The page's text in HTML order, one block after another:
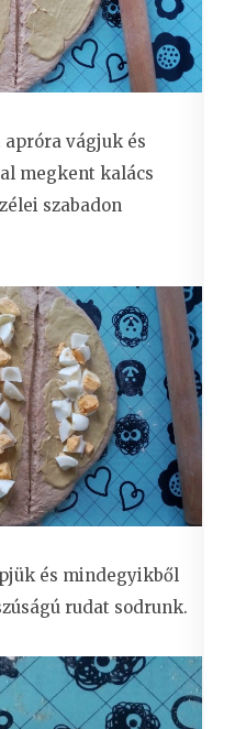
vágjuk és
megkent kalács
szabadon
és mindegyikből
rudat sodrunk.